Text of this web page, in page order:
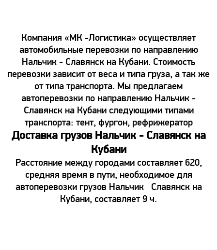
Компания «МК -Логистика» осуществляет
автомобильные перевозки по направлению
Нальчик - Славянск на Кубани. Стоимость
перевозки зависит от веса и типа груза, а так же
от типа транспорта. Мы предлагаем
автоперевозки по направлению Нальчик -
Славянск на Кубани следующими типами
транспорта: тент, фургон, рефрижератор
Доставка грузов Нальчик - Славянск на
Кубани
Расстояние между городами составляет 620,
средняя время в пути, необходимое для
автоперевозки грузов Нальчик Славянск на
Кубани, составляет 9 ч.